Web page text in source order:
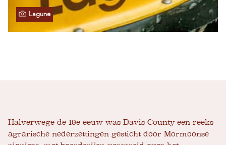
Lagune
Halverwege de 19e eeuw was Davis County een reeks
agrarische nederzettingen gesticht door Mormoonse